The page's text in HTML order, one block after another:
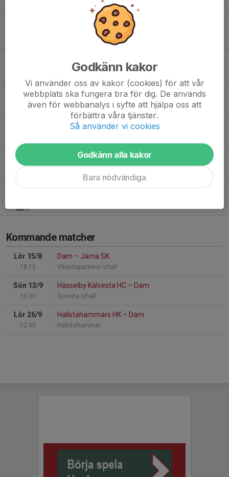
Kom och fira med oss i Järnvägsparken 29 augusti!
Uppstartscamp 2026! - Anmälan öppnar snart
16 jun, 09:00
10 jun, 08:00
Påminnelse - Årsmöte Väsby Hockey 28/5
Kommande matcher
Lör 15/8
18:15
Dam – Järna SK
Vilundaparkens ishall
Sön 13/9
15:00
Hässelby Kälvesta HC – Dam
Grimsta ishall
Lör 26/9
12:00
Hallstahammars HK – Dam
Hallstahammar
Godkänn kakor
Vi använder oss av kakor (cookies) för att vår
webbplats ska fungera bra för dig. De används
även för webbanalys i syfte att hjälpa oss att
förbättra våra tjänster.
Så använder vi cookies
Godkänn alla kakor
Bara nödvändiga